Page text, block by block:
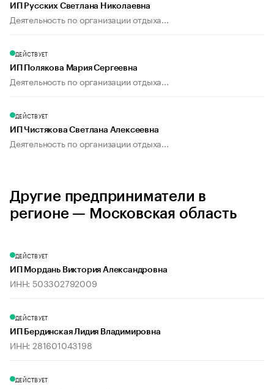
ИП Русских Светлана Николаевна
Деятельность по организации отдыха...
ДЕЙСТВУЕТ
ИП Полякова Мария Сергеевна
Деятельность по организации отдыха...
ДЕЙСТВУЕТ
ИП Чистякова Светлана Алексеевна
Деятельность по организации отдыха...
Другие предприниматели в
регионе — Московская область
ДЕЙСТВУЕТ
ИП Мордань Виктория Александровна
ИНН: 503302792009
ДЕЙСТВУЕТ
ИП Бердинская Лидия Владимировна
ИНН: 281601043198
ДЕЙСТВУЕТ